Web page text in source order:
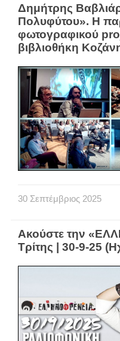
Δημήτρης
Πολυφύτου». Η
φωτογραφικού
βιβλιοθήκη
30 Σεπτέμβριος 2025
Ακούστε την
Τρίτης | 30-9-25